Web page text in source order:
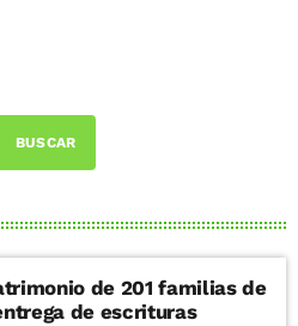
BUSCAR
de 201 familias de
de escrituras